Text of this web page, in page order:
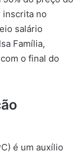
inscrita no
salário
Família,
o final do
é um auxílio